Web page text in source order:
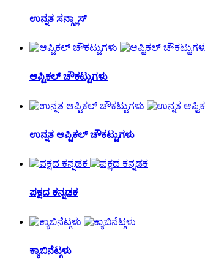
ಉನ್ನತ ಸನ್ಗ್ಲಾಸ್
ಆಪ್ಟಿಕಲ್ ಚೌಕಟ್ಟುಗಳು
ಉನ್ನತ ಆಪ್ಟಿಕಲ್ ಚೌಕಟ್ಟುಗಳು
ಪಕ್ಷದ ಕನ್ನಡಕ
ಕ್ಯಾಬಿನೆಟ್ಗಳು